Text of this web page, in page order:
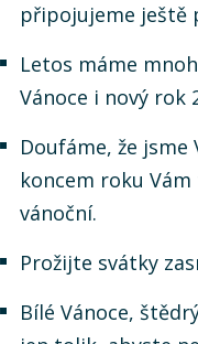
připojujeme ještě
Letos máme
Vánoce i nový rok
Doufáme, že
koncem roku
vánoční.
Prožijte svátky
Bílé Vánoce,